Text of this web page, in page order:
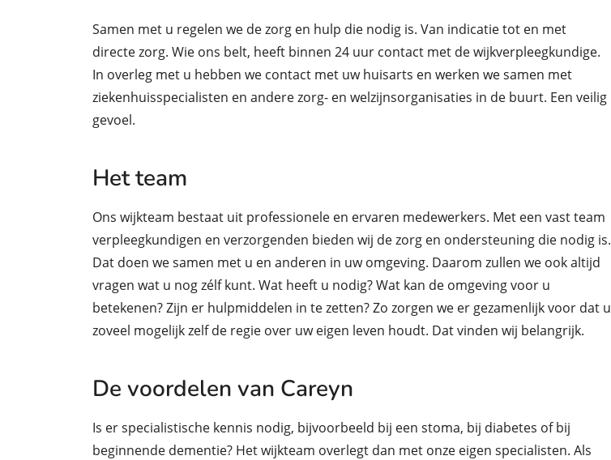
Samen met u regelen we de zorg en hulp die nodig is. Van indicatie tot en met
directe zorg. Wie ons belt, heeft binnen 24 uur contact met de wijkverpleegkundige.
In overleg met u hebben we contact met uw huisarts en werken we samen met
ziekenhuisspecialisten en andere zorg- en welzijnsorganisaties in de buurt. Een veilig
gevoel.
Het team
Ons wijkteam bestaat uit professionele en ervaren medewerkers. Met een vast team
verpleegkundigen en verzorgenden bieden wij de zorg en ondersteuning die nodig is.
Dat doen we samen met u en anderen in uw omgeving. Daarom zullen we ook altijd
vragen wat u nog zélf kunt. Wat heeft u nodig? Wat kan de omgeving voor u
betekenen? Zijn er hulpmiddelen in te zetten? Zo zorgen we er gezamenlijk voor dat u
zoveel mogelijk zelf de regie over uw eigen leven houdt. Dat vinden wij belangrijk.
De voordelen van Careyn
Is er specialistische kennis nodig, bijvoorbeeld bij een stoma, bij diabetes of bij
beginnende dementie? Het wijkteam overlegt dan met onze eigen specialisten. Als